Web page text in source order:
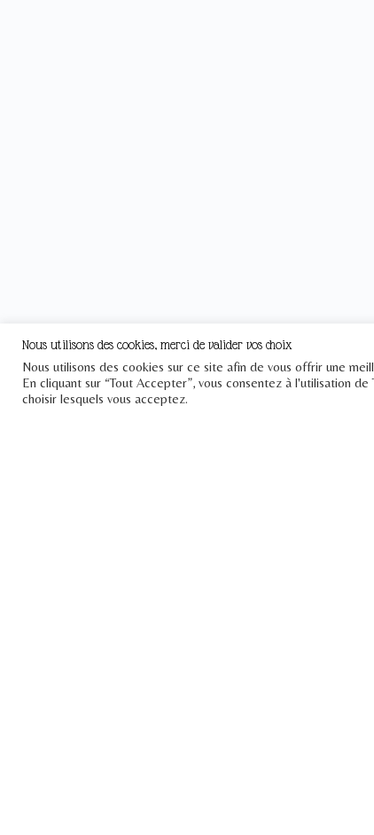
Nous utilisons des cookies, merci de valider vos choix
Nous utilisons des cookies sur ce site afin de vous offrir une
En cliquant sur “Tout Accepter”, vous consentez à l'utilisation
choisir lesquels vous acceptez.